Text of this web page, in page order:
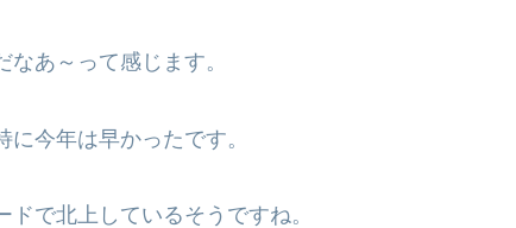
あ～って感じます。
今年は早かったです。
で北上しているそうですね。